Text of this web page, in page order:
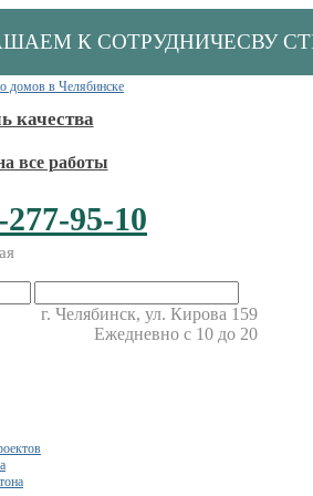
К СОТРУДНИЧЕСВУ
качества
все работы
95-10
г. Челябинск, ул. Кирова 159
Ежедневно с 10 до 20